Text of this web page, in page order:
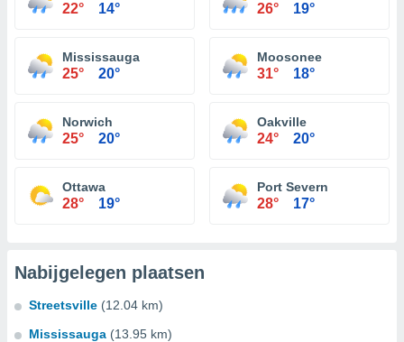
22° 14° 26° 19°
Mississauga
25° 20°
Moosonee
31° 18°
Norwich
25° 20°
Oakville
24° 20°
Ottawa
28° 19°
Port Severn
28° 17°
Nabijgelegen plaatsen
Streetsville (12.04 km)
Mississauga (13.95 km)